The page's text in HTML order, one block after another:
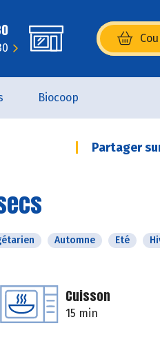
(s’ouvre dans
Biocoop
Partager
Automne Eté
Cuisson
15 min